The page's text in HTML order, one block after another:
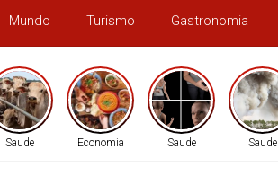
Mundo Turismo Gastronomia
Saude Economia Saude Saude